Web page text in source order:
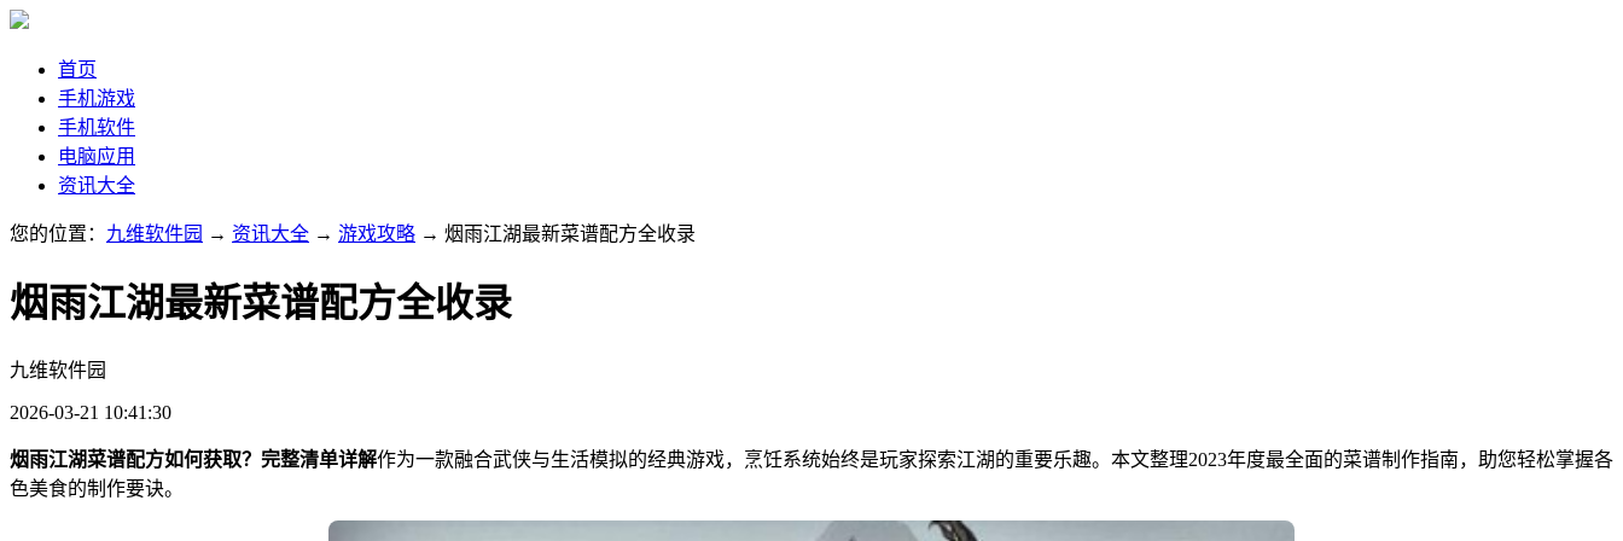
首页
手机游戏
手机软件
电脑应用
资讯大全
您的位置： 九维软件园 → 资讯大全 → 游戏攻略 → 烟雨江湖最新菜谱配方全收录
烟雨江湖最新菜谱配方全收录
九维软件园
2026-03-21 10:41:30
烟雨江湖菜谱配方如何获取？完整清单详解作为一款融合武侠与生活模拟的经典游戏，烹饪系统始终是玩家探索江湖的重要乐趣。本文整理2023年度最全面的菜谱制作指南，助您轻松掌握各
色美食的制作要诀。